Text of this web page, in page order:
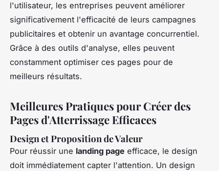
l'utilisateur, les entreprises peuvent améliorer
significativement l'efficacité de leurs campagnes
publicitaires et obtenir un avantage concurrentiel.
Grâce à des outils d'analyse, elles peuvent
constamment optimiser ces pages pour de
meilleurs résultats.
Meilleures Pratiques pour Créer des
Pages d'Atterrissage Efficaces
Design et Proposition de Valeur
Pour réussir une landing page efficace, le design
doit immédiatement capter l'attention. Un design